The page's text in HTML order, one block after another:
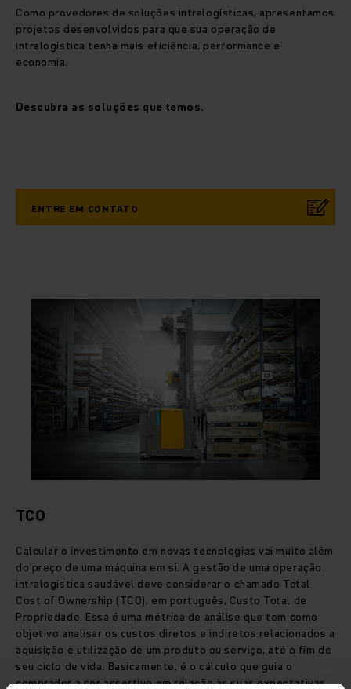
Como provedores de soluções intralogísticas, apresentamos
projetos desenvolvidos para que sua operação de
intralogística tenha mais eficiência, performance e
economia.
Descubra as soluções que temos.
ENTRE EM CONTATO
TCO
Calcular o investimento em novas tecnologias vai muito além
do preço de uma máquina em si. A gestão de uma operação
intralogística saudável deve considerar o chamado Total
Cost of Ownership (TCO), em português, Custo Total de
Propriedade. Essa é uma métrica de análise que tem como
objetivo analisar os custos diretos e indiretos relacionados a
aquisição e utilização de um produto ou serviço, até o fim de
seu ciclo de vida. Basicamente, é o cálculo que guia o
comprador a ser assertivo em relação às suas expectativas